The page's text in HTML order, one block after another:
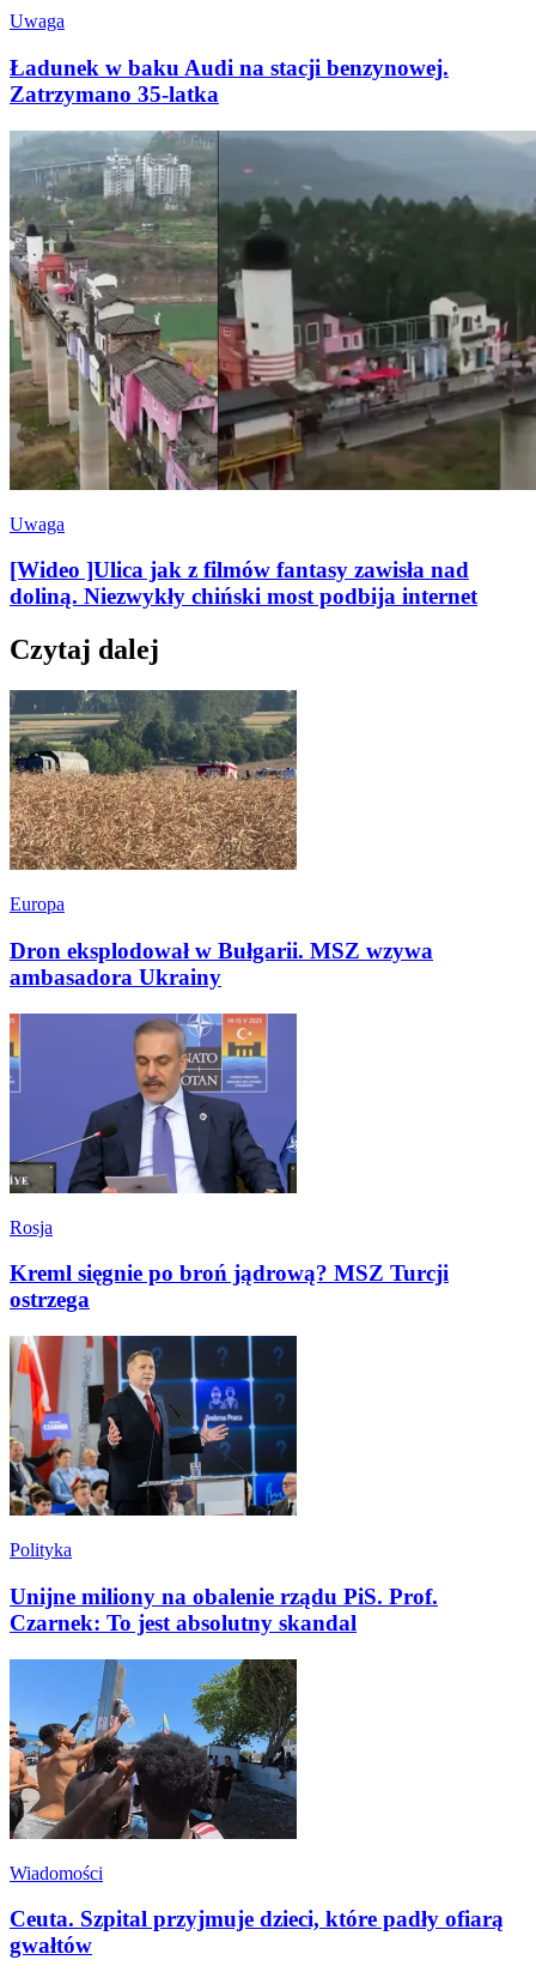
Uwaga
Ładunek w baku Audi na stacji benzynowej.
Zatrzymano 35-latka
Uwaga
[Wideo ]Ulica jak z filmów fantasy zawisła nad
doliną. Niezwykły chiński most podbija internet
Czytaj dalej
Europa
Dron eksplodował w Bułgarii. MSZ wzywa
ambasadora Ukrainy
Rosja
Kreml sięgnie po broń jądrową? MSZ Turcji
ostrzega
Polityka
Unijne miliony na obalenie rządu PiS. Prof.
Czarnek: To jest absolutny skandal
Wiadomości
Ceuta. Szpital przyjmuje dzieci, które padły ofiarą
gwałtów